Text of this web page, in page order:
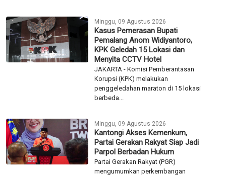
Minggu, 09 Agustus 2026
Kasus Pemerasan Bupati
Pemalang Anom Widiyantoro,
KPK Geledah 15 Lokasi dan
Menyita CCTV Hotel
JAKARTA - Komisi Pemberantasan
Korupsi (KPK) melakukan
penggeledahan maraton di 15 lokasi
berbeda...
Minggu, 09 Agustus 2026
Kantongi Akses Kemenkum,
Partai Gerakan Rakyat Siap Jadi
Parpol Berbadan Hukum
Partai Gerakan Rakyat (PGR)
mengumumkan perkembangan